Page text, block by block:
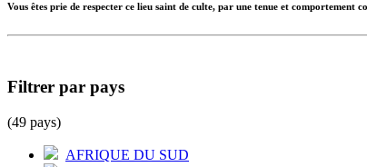
Vous êtes prie de respecter ce lieu saint de culte, par une tenue et comportement
Filtrer par pays
(49 pays)
AFRIQUE DU SUD